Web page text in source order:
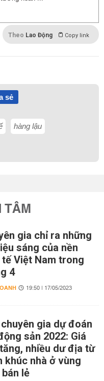
Theo Lao Động Copy link
sẻ
hàng lậu
TÂM
gia chỉ ra những
sáng của nền
tế Việt Nam trong
4
19:50 | 17/05/2023
gia dự đoán
sản 2022: Giá
nhiều dư địa từ
khúc nhà ở vùng
lẻ